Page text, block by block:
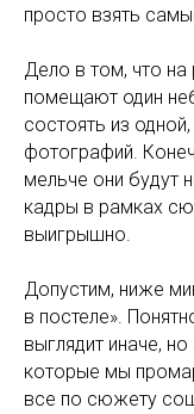
просто взять
Дело в том, что на
помещают один
состоять из
фотографий.
мельче они будут
кадры в рамках
выигрышно.
Допустим, ниже
в постеле».
выглядит иначе,
которые мы
все по сюжету